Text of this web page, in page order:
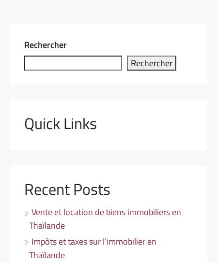
Rechercher
Rechercher
Quick Links
Recent Posts
Vente et location de biens immobiliers en
Thaïlande
Impôts et taxes sur l’immobilier en
Thaïlande